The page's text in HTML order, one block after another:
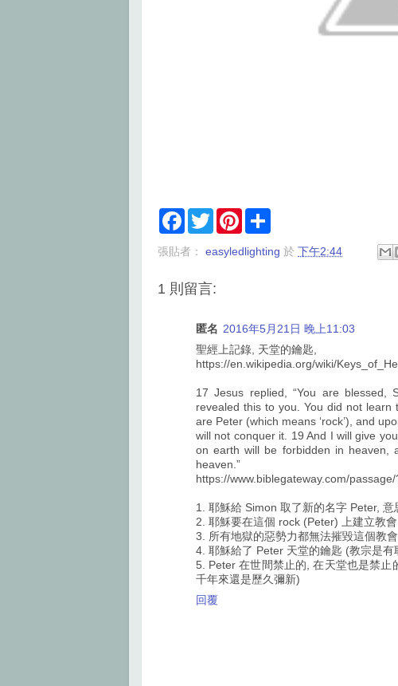
F
e
o
T
w
t
r
P
t
r
張貼者： easyledlighting 於 下午2:44
1 則留言:
匿名 2016年5月21日 晚上11:03
聖經上記錄, 天堂的鑰匙,
https://en.wikipedia.org/wiki/
17 Jesus replied, “You are
revealed this to you. You did not
are Peter (which means ‘rock’), and
will not conquer it. 19 And I will give
on earth will be forbidden in heaven,
heaven.”
https://www.biblegateway.com/
1. 耶穌給 Simon 取了新的名字 Peter,
2. 耶穌要在這個 rock (Peter) 上建立教會
3. 所有地獄的惡勢力都無法摧毀這個教
4. 耶穌給了 Peter 天堂的鑰匙 (教宗是有
5. Peter 在世間禁止的, 在天堂也是禁
千年來還是歷久彌新)
回覆